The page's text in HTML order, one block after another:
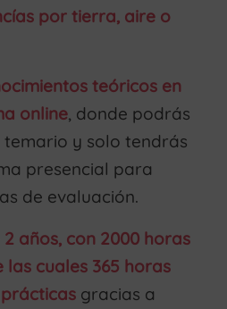
por tierra, aire o
teóricos en
online, donde podrás
y solo tendrás
presencial para
de evaluación.
2 años, con 2000 horas
cuales 365 horas
gracias a